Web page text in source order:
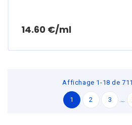
14.60 €/mlPrix
Affichage 1-18 de
1 2 3 …